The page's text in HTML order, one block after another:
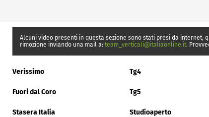
Alcuni video presenti in questa sezione sono stati presi da
rimozione inviando una mail a: team_verticali@italiaonline.it.
Verissimo Tg4
Fuori dal Coro Tg5
Stasera Italia Studioaperto